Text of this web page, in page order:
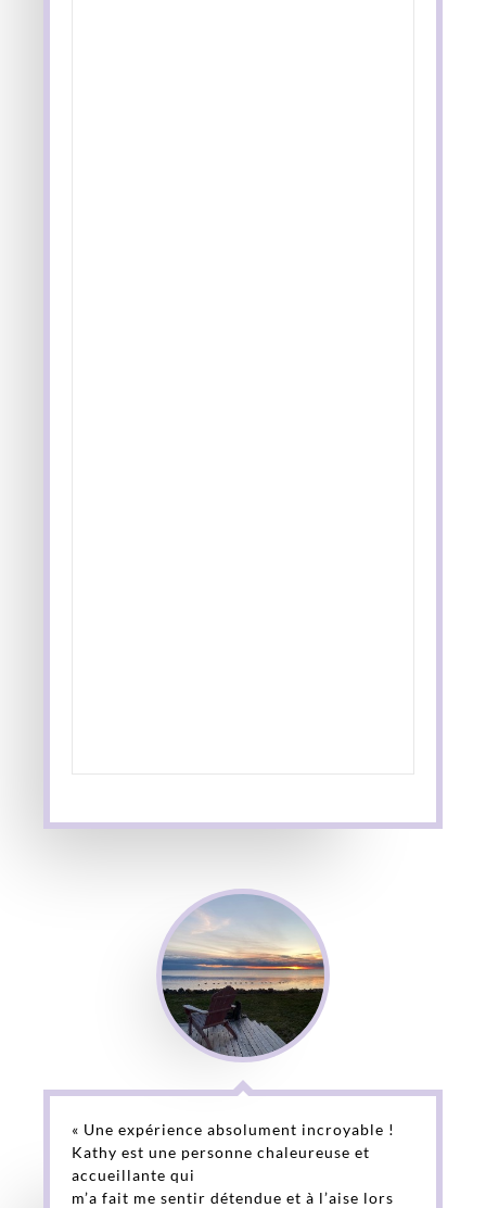
« Une expérience absolument incroyable !
Kathy est une personne chaleureuse et
accueillante qui
m’a fait me sentir détendue et à l’aise lors